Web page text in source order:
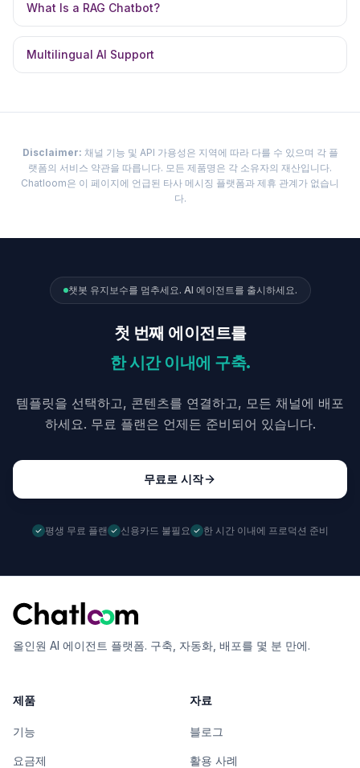
What Is a RAG Chatbot?
Multilingual AI Support
Disclaimer: 채널 기능 및 API 가용성은 지역에 따라 다를 수 있으며 각 플
랫폼의 서비스 약관을 따릅니다. 모든 제품명은 각 소유자의 재산입니다.
Chatloom은 이 페이지에 언급된 타사 메시징 플랫폼과 제휴 관계가 없습니
다.
챗봇 유지보수를 멈추세요. AI 에이전트를 출시하세요.
첫 번째 에이전트를
한 시간 이내에 구축.
템플릿을 선택하고, 콘텐츠를 연결하고, 모든 채널에 배포
하세요. 무료 플랜은 언제든 준비되어 있습니다.
무료로 시작
평생 무료 플랜 신용카드 불필요 한 시간 이내에 프로덕션 준비
올인원 AI 에이전트 플랫폼. 구축, 자동화, 배포를 몇 분 만에.
제품
기능
요금제
자료
블로그
활용 사례